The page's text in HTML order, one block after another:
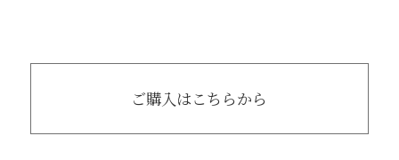
ご購入はこちらから